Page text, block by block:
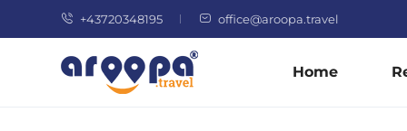
+43720348195 office@aroopa.travel
Home